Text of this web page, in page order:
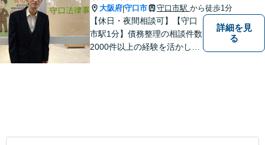
大阪府|守口市 守口市駅 から徒歩1分
【休日・夜間相談可】【守口
市駅1分】債務整理の相談件数
2000件以上の経験を活かし、
詳細を見
る